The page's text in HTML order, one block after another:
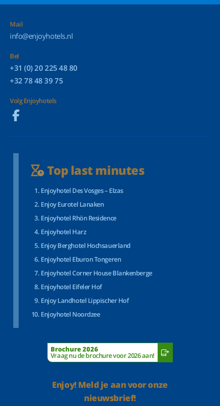
Mail
info@enjoyhotels.nl
Bel
+31 (0) 20 225 48 80
+32 78 48 39 75
Volg Enjoyhotels
Top last minutes
Enjoyhotel Des Vosges – Elzas
Enjoy Eurotel Lanaken
Enjoyhotel Rhön Residence
Enjoyhotel Harz
Enjoy Berghotel Hochsauerland
Enjoyhotel Eburon Tongeren
Enjoyhotel Corner House Blankenberge
Enjoyhotel Eifeler Hof
Enjoy Landhotel Lippischer Hof
Enjoyhotel Noordzee
Brochure 2026
Vraag nu de brochure voor 2026 aan!
Enjoy! Meld je aan voor onze
nieuwsbrief!